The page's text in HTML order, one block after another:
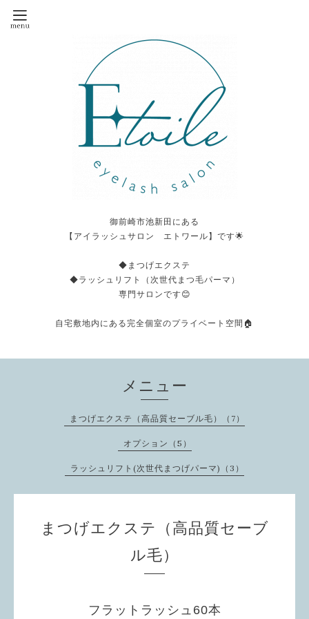
御前崎市池新田にある
【アイラッシュサロン エトワール】です🌟
◆まつげエクステ
◆ラッシュリフト（次世代まつ毛パーマ）
専門サロンです😊
自宅敷地内にある完全個室のプライベート空間🏠
メニュー
まつげエクステ（高品質セーブル毛）（7）
オプション（5）
ラッシュリフト(次世代まつげパーマ)（3）
まつげエクステ（高品質セーブ
ル毛）
フラットラッシュ60本